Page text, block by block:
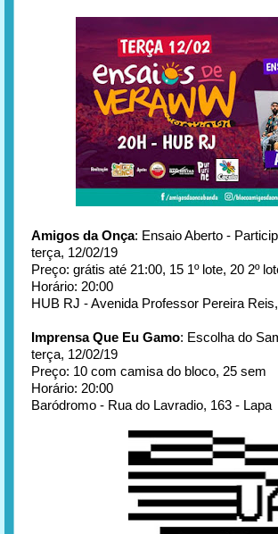
Amigos da Onça: Ensaio Aberto -
terça, 12/02/19
Preço: grátis até 21:00, 15 1º lote, 20 2º
Horário: 20:00
HUB RJ - Avenida Professor Pereira
Imprensa Que Eu Gamo: Escolha do
terça, 12/02/19
Preço: 10 com camisa do bloco, 25 sem
Horário: 20:00
Baródromo - Rua do Lavradio, 163 - Lapa